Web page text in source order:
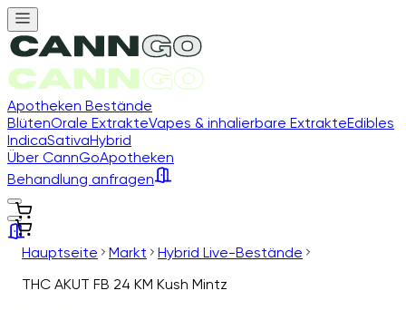
Apotheken Bestände
BlütenOrale ExtrakteVapes & inhalierbare ExtrakteEdibles
IndicaSativaHybrid
Über CannGoApotheken
Behandlung anfragen
Hauptseite Markt
Hybrid Live-Bestände
THC AKUT FB 24 KM Kush Mintz